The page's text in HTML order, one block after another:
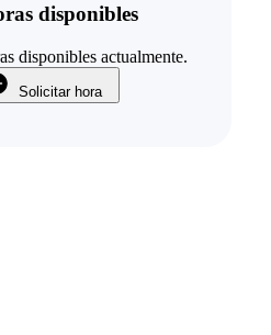
disponibles
disponibles actualmente.
Solicitar hora